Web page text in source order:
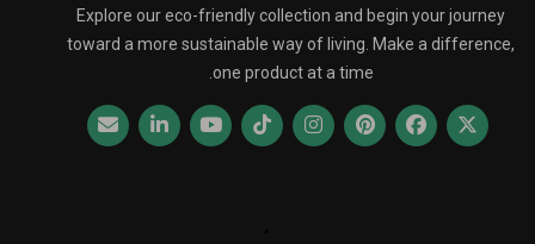
Explore our eco-friendly collection and begin your journey
toward a more sustainable way of living. Make a difference,
one product at a time.